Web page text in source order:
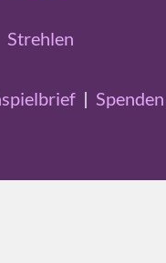
Strehlen
| Spenden